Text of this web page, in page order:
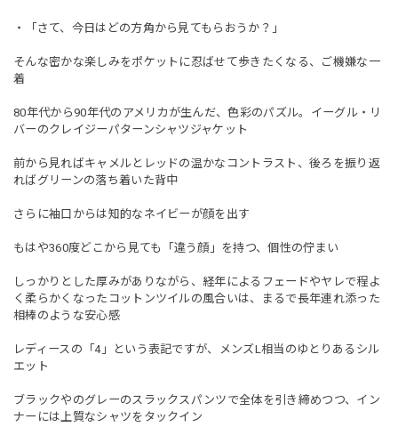
・「さて、今日はどの方角から見てもらおうか？」
そんな密かな楽しみをポケットに忍ばせて歩きたくなる、ご機嫌な一
着
80年代から90年代のアメリカが生んだ、色彩のパズル。イーグル・リ
バーのクレイジーパターンシャツジャケット
前から見ればキャメルとレッドの温かなコントラスト、後ろを振り返
ればグリーンの落ち着いた背中
さらに袖口からは知的なネイビーが顔を出す
もはや360度どこから見ても「違う顔」を持つ、個性の佇まい
しっかりとした厚みがありながら、経年によるフェードやヤレで程よ
く柔らかくなったコットンツイルの風合いは、まるで長年連れ添った
相棒のような安心感
レディースの「4」という表記ですが、メンズL相当のゆとりあるシル
エット
ブラックやのグレーのスラックスパンツで全体を引き締めつつ、イン
ナーには上質なシャツをタックイン